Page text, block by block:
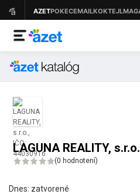
LAGUNA REALITY, s.r.o.
(0 hodnotení)
Dnes: zatvorené